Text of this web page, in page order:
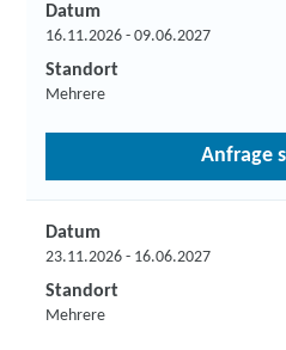
Datum
16.11.2026 - 09.06.2027
Standort
Mehrere
Anfrage
Datum
23.11.2026 - 16.06.2027
Standort
Mehrere